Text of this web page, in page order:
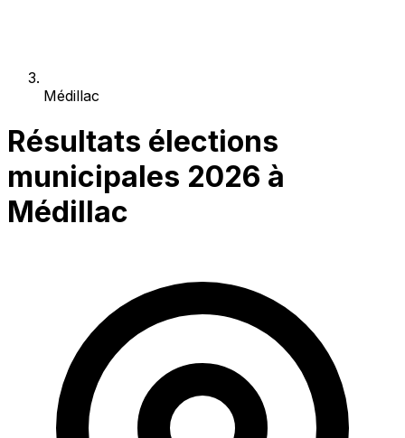
Médillac
Résultats élections
municipales 2026 à
Médillac